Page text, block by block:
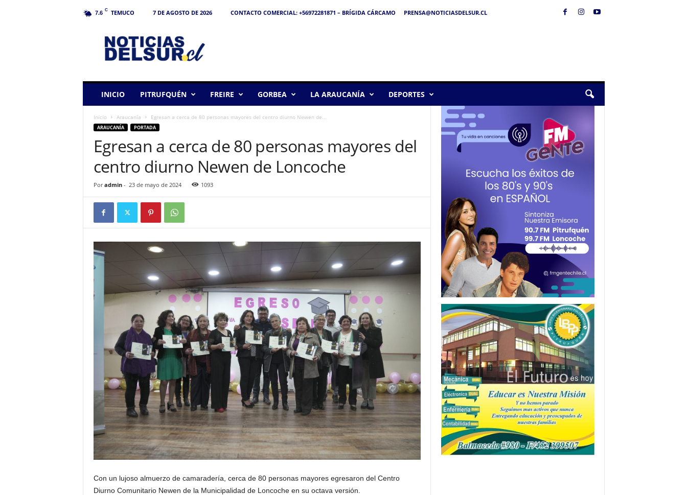
7.6 C TEMUCO 7 DE AGOSTO DE 2026 CONTACTO COMERCIAL: +56972281871 – BRÍGIDA CÁRCAMO
PRENSA@NOTICIASDELSUR.CL
INICIO PITRUFQUÉN FREIRE GORBEA LA ARAUCANÍA DEPORTES
Inicio Araucanía Egresan a cerca de 80 personas mayores del centro diurno Newen de...
ARAUCANÍA PORTADA
Egresan a cerca de 80 personas mayores del
centro diurno Newen de Loncoche
Por admin- 23 de mayo de 2024 1093
Con un lujoso almuerzo de camaradería, cerca de 80 personas mayores egresaron del Centro
Diurno Comunitario Newen de la Municipalidad de Loncoche en su octava versión.